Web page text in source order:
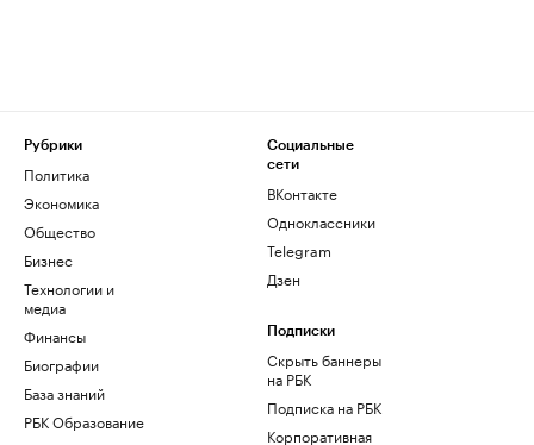
Рубрики
Политика
Экономика
Общество
Бизнес
Технологии и
медиа
Финансы
Биографии
База знаний
РБК Образование
Социальные
сети
ВКонтакте
Одноклассники
Telegram
Дзен
Подписки
Скрыть баннеры
на РБК
Подписка на РБК
Корпоративная